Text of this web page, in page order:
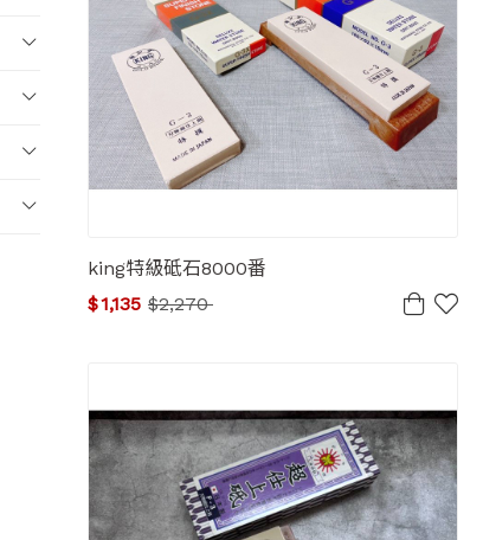
king特級砥石8000番
$2,270
$1,135